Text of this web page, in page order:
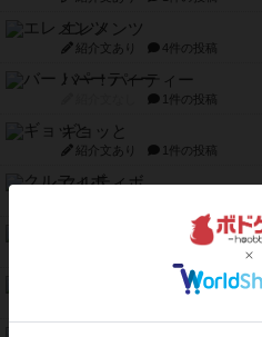
エレメンツ
紹介文あり 4件の投稿
バー！パーティー
1件の投稿
ギョッと
紹介文あり 1件の投稿
クルティボ
ドブル：ポケットモンス